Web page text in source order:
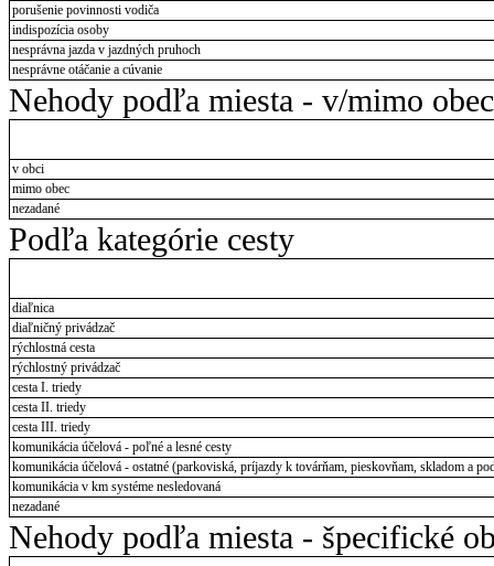
porušenie povinnosti vodiča
indispozícia osoby
nesprávna jazda v jazdných pruhoch
nesprávne otáčanie a cúvanie
Nehody podľa miesta - v/mimo obec
v obci
mimo obec
nezadané
Podľa kategórie cesty
diaľnica
diaľničný privádzač
rýchlostná cesta
rýchlostný privádzač
cesta I. triedy
cesta II. triedy
cesta III. triedy
komunikácia účelová - poľné a lesné cesty
komunikácia účelová - ostatné (parkoviská, príjazdy k továrňam, pieskovňam, skladom a
komunikácia v km systéme nesledovaná
nezadané
Nehody podľa miesta - špecifické